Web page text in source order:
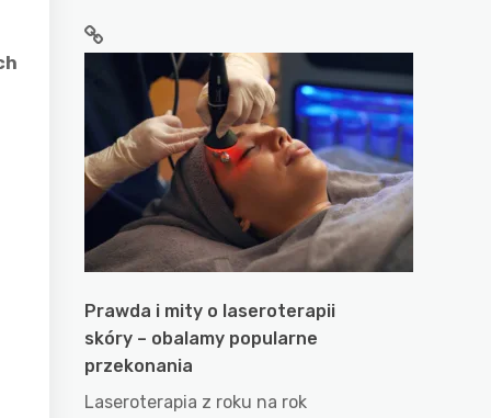
polskich
sklepów
–
które
warto
włączyć
do
jadłospisu?
Prawda i mity o laseroterapii
skóry – obalamy popularne
przekonania
Laseroterapia z roku na rok